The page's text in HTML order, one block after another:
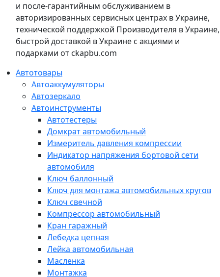
и после-гарантийным обслуживанием в
авторизированных сервисных центрах в Украине,
технической поддержкой Производителя в Украине,
быстрой доставкой в Украине с акциями и
подарками от ckapbu.com
Автотовары
Автоаккумуляторы
Автозеркало
Автоинструменты
Автотестеры
Домкрат автомобильный
Измеритель давления компрессии
Индикатор напряжения бортовой сети
автомобиля
Ключ баллонный
Ключ для монтажа автомобильных кругов
Ключ свечной
Компрессор автомобильный
Кран гаражный
Лебедка цепная
Лейка автомобильная
Масленка
Монтажка